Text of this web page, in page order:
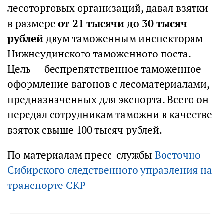
лесоторговых организаций, давал взятки
в размере от 21 тысячи до 30 тысяч
рублейдвум таможенным инспекторам
Нижнеудинского таможенного поста.
Цель — беспрепятственное таможенное
оформление вагонов с лесоматериалами,
предназначенных для экспорта. Всего он
передал сотрудникам таможни в качестве
взяток свыше 100 тысяч рублей.
По материалам пресс-службы Восточно-
Сибирского следственного управления на
транспорте СКР